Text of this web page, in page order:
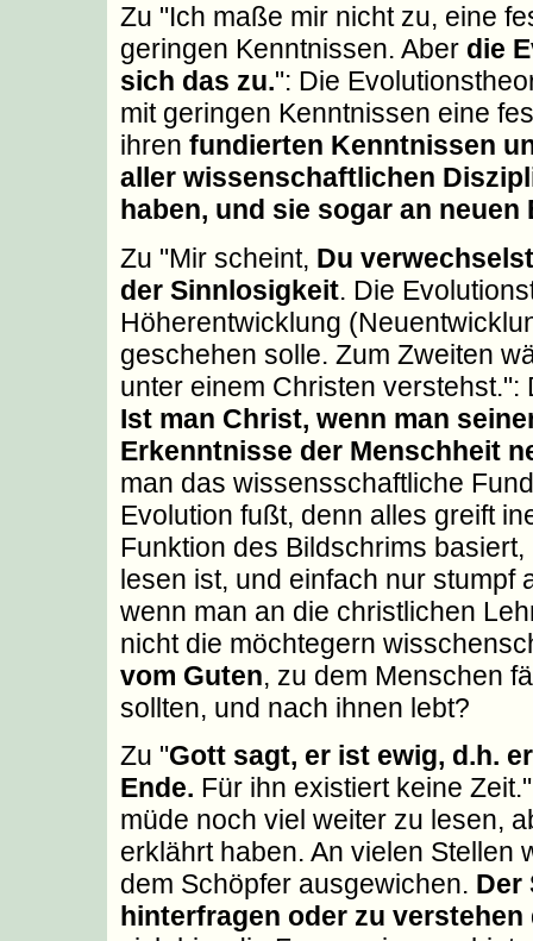
Zu "Ich maße mir nicht zu, eine
geringen Kenntnissen. Aber die
sich das zu.": Die
mit geringen Kenntnissen eine
ihren fundierten Kenntnissen
aller wissenschaftlichen
haben, und sie sogar an
Zu "Mir scheint, Du
der Sinnlosigkeit. Die
Höherentwicklung
geschehen solle. Zum Zweiten
unter einem Christen
Ist man Christ, wenn man
Erkenntnisse der Menschheit
man das wissensschaftliche
Evolution fußt, denn alles greift
Funktion des Bildschrims
lesen ist, und einfach nur stumpf
wenn man an die christlichen
nicht die möchtegern
vom Guten, zu dem Menschen
sollten, und nach ihnen lebt?
Zu "Gott sagt, er ist ewig, d.h.
Ende. Für ihn existiert keine
müde noch viel weiter zu lesen,
erklährt haben. An vielen Stellen
dem Schöpfer ausgewichen. Der
hinterfragen oder zu